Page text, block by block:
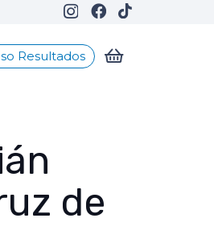
Resultados
de